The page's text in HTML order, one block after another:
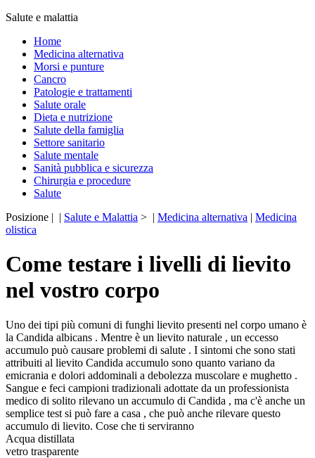
Salute e malattia
Home
Medicina alternativa
Morsi e punture
Cancro
Patologie e trattamenti
Salute orale
Dieta e nutrizione
Salute della famiglia
Settore sanitario
Salute mentale
Sanità pubblica e sicurezza
Chirurgia e procedure
Salute
Posizione | | Salute e Malattia > | Medicina alternativa | Medicina
olistica
Come testare i livelli di lievito
nel vostro corpo
Uno dei tipi più comuni di funghi lievito presenti nel corpo umano è
la Candida albicans . Mentre è un lievito naturale , un eccesso
accumulo può causare problemi di salute . I sintomi che sono stati
attribuiti al lievito Candida accumulo sono quanto variano da
emicrania e dolori addominali a debolezza muscolare e mughetto .
Sangue e feci campioni tradizionali adottate da un professionista
medico di solito rilevano un accumulo di Candida , ma c'è anche un
semplice test si può fare a casa , che può anche rilevare questo
accumulo di lievito. Cose che ti serviranno
Acqua distillata
vetro trasparente